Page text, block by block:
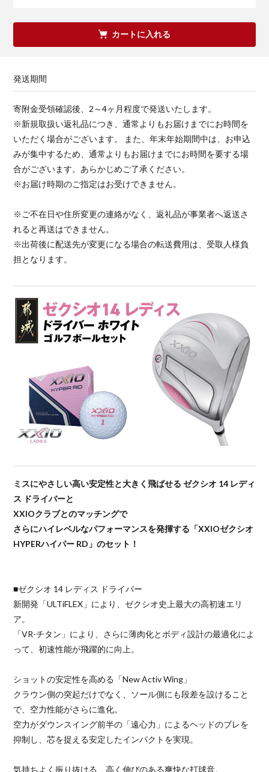
カートに入れる
発送期間
寄附金受領確認後、2～4ヶ月程度で発送いたします。
※新規取扱い返礼品につき、通常よりもお届けまでにお時間を
いただく場合がございます。 また、年末年始期間中は、お申込
みが集中するため、通常よりもお届けまでにお時間を要する場
合がございます。あらかじめご了承ください。
※お届け時期のご指定はお受けできません。
※ご不在日や住所変更の連絡がなく、返礼品が事業者へ返送さ
れると再送はできません。
※出荷後に配送先が変更になる場合の転送費用は、受取人様負
担となります。
ミスにやさしい高い安定性と大きく飛ばせる ゼクシオ 14 レディ
ス ドライバーと
XXIOクラブとのマッチングで
さらにハイレベルなパフォーマンスを発揮する「XXIOゼクシオ
HYPERハイパー RD」のセット！
■ゼクシオ 14 レディス ドライバー
新開発「ULTiFLEX」により、ゼクシオ史上最大の高初速エリ
ア。
「VR-チタン」により、さらに薄肉化とボディ設計の最適化によ
って、初速性能が飛躍的に向上。
ショットの安定性を高める「New Activ Wing」
クラウン側の突起だけでなく、ソール側にも段差を設けること
で、空力性能がさらに進化。
空力がダウンスイング前半の「遠心力」によるヘッドのブレを
抑制し、芯を捉える安定したインパクトを実現。
気持ちよく振り抜ける、高く伸びのある爽快な打球音。